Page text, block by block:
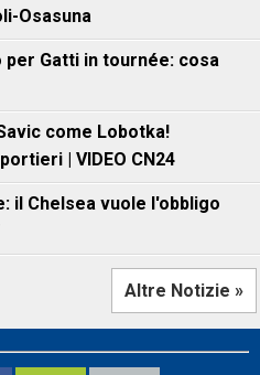
Osasuna
Gatti in tournée: cosa
come Lobotka!
| VIDEO CN24
il Chelsea vuole l'obbligo
Altre Notizie »